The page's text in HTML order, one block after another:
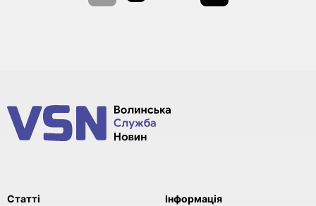
Статті Інформація